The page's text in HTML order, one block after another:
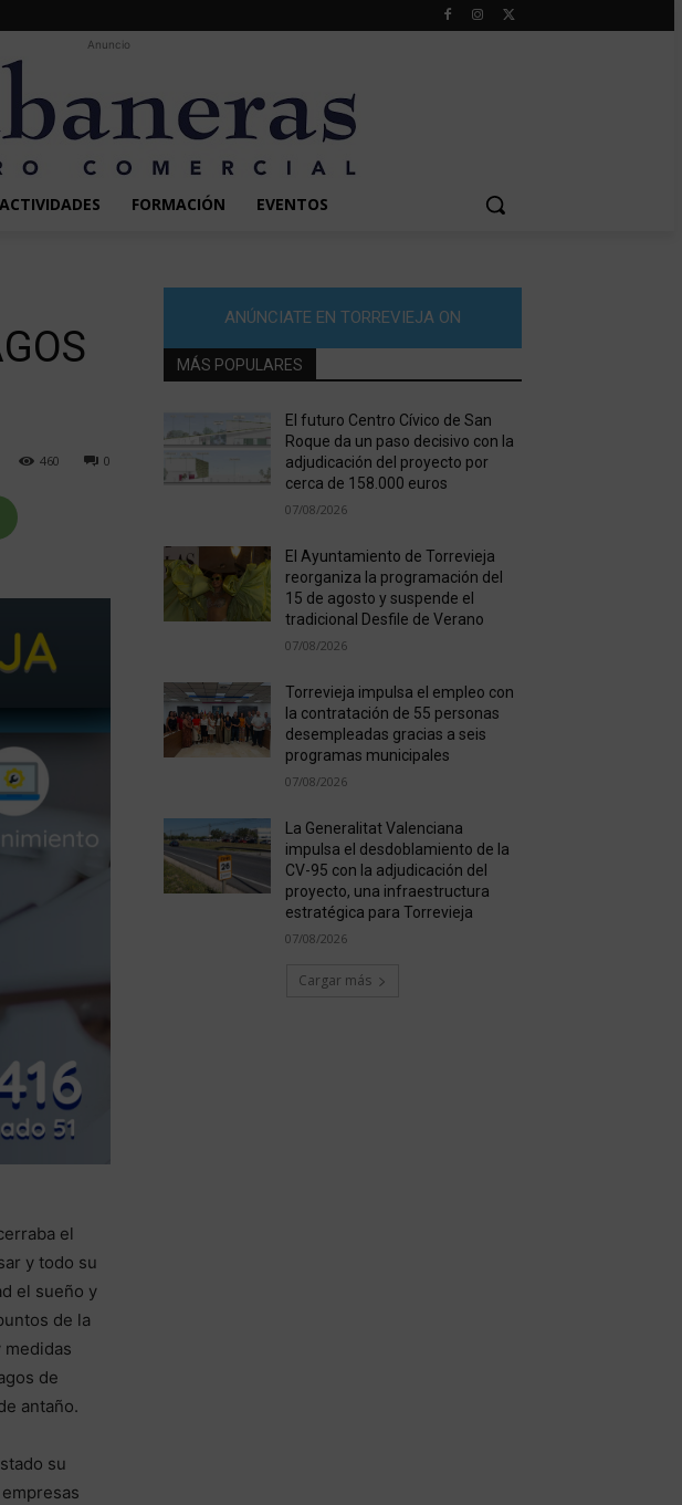
Anuncio
ACTIVIDADES FORMACIÓN EVENTOS
0
460
el
y todo su
el sueño y
de la
de
antaño.
su
ANÚNCIATE EN TORREVIEJA ON
MÁS POPULARES
El futuro Centro Cívico de San
Roque da un paso decisivo con la
adjudicación del proyecto por
cerca de 158.000 euros
07/08/2026
El Ayuntamiento de Torrevieja
reorganiza la programación del
15 de agosto y suspende el
tradicional Desfile de Verano
07/08/2026
Torrevieja impulsa el empleo con
la contratación de 55 personas
desempleadas gracias a seis
programas municipales
07/08/2026
La Generalitat Valenciana
impulsa el desdoblamiento de la
CV-95 con la adjudicación del
proyecto, una infraestructura
estratégica para Torrevieja
07/08/2026
Cargar más